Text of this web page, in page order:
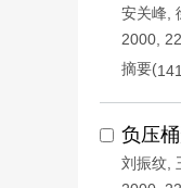
安关峰
2000,
摘要(
负压
刘振纹